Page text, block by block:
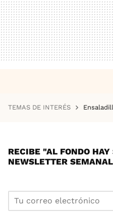
TEMAS DE INTERÉS
RECIBE "AL FONDO
NEWSLETTER SEMANAL